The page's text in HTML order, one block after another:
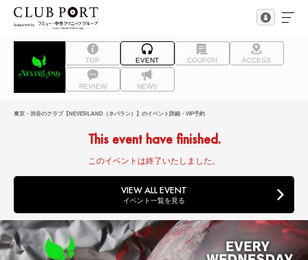
TOP EVENT COUPON ACCESS
REVIEW NEWS
東京・渋谷のクラブ【NEVERLAND（ネバラン）】のイベント詳細・VIP予約
This event have finished.
このイベントは終了いたしました。
VIEW ALL EVENT
イベント一覧を見る